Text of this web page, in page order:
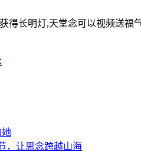
得长明灯,天堂念可以视频送
她
，让思念跨越山海